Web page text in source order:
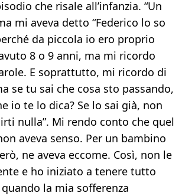
che risale all’infanzia. “Un
mi aveva detto “Federico lo so
da piccola io ero proprio
8 o 9 anni, ma mi ricordo
E soprattutto, mi ricordo di
se tu sai che cosa sto passando,
io te lo dica? Se lo sai già, non
nulla”. Mi rendo conto che quel
aveva senso. Per un bambino
ne aveva eccome. Così, non le
e ho iniziato a tenere tutto
la mia sofferenza